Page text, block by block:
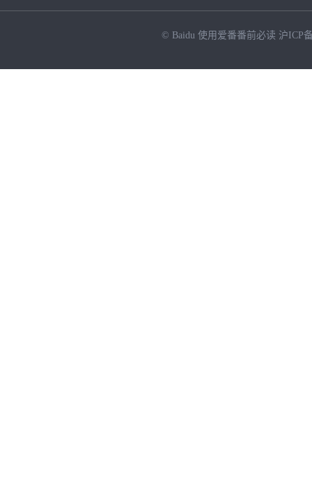
© Baidu 使用爱番番前必读 沪ICP